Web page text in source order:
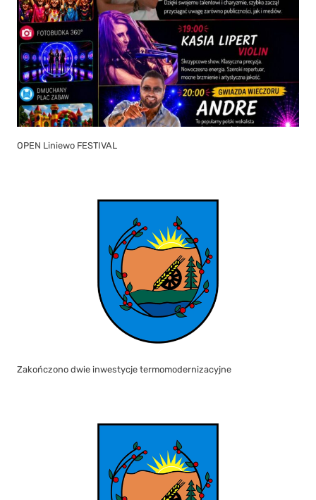
OPEN Liniewo FESTIVAL
Zakończono dwie inwestycje termomodernizacyjne